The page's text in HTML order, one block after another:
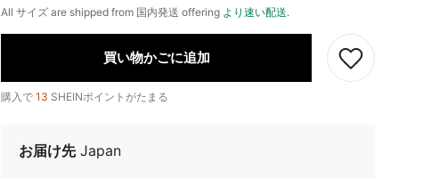
All サイズ are shipped from 国内発送 offering より速い配送.
買い物かごに追加
購入で 13 SHEINポイントがたまる
お届け先 Japan